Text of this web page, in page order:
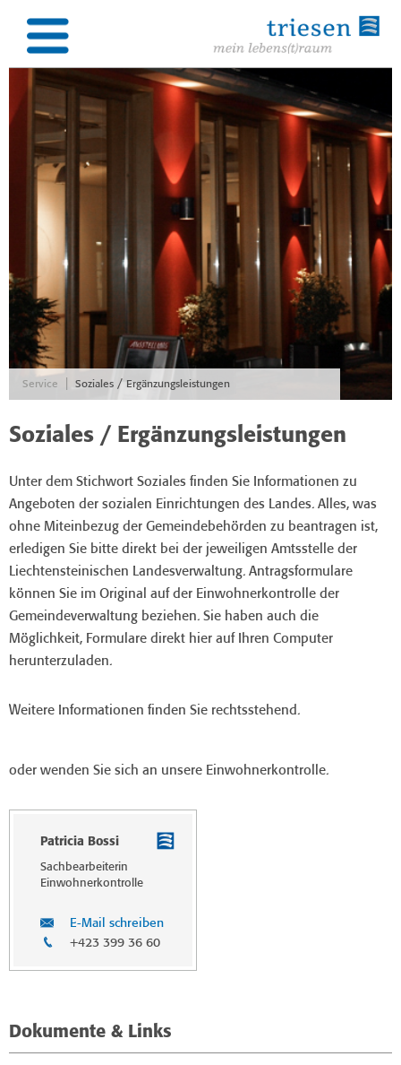
Service Soziales / Ergänzungsleistungen
Soziales / Ergänzungsleistungen
Unter dem Stichwort Soziales finden Sie Informationen zu
Angeboten der sozialen Einrichtungen des Landes. Alles, was
ohne Miteinbezug der Gemeindebehörden zu beantragen ist,
erledigen Sie bitte direkt bei der jeweiligen Amtsstelle der
Liechtensteinischen Landesverwaltung. Antragsformulare
können Sie im Original auf der Einwohnerkontrolle der
Gemeindeverwaltung beziehen. Sie haben auch die
Möglichkeit, Formulare direkt hier auf Ihren Computer
herunterzuladen.
Weitere Informationen finden Sie rechtsstehend.
oder wenden Sie sich an unsere Einwohnerkontrolle.
Patricia Bossi
Sachbearbeiterin
Einwohnerkontrolle
E-Mail schreiben
+423 399 36 60
Dokumente & Links